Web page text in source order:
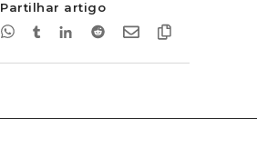
Partilhar artigo